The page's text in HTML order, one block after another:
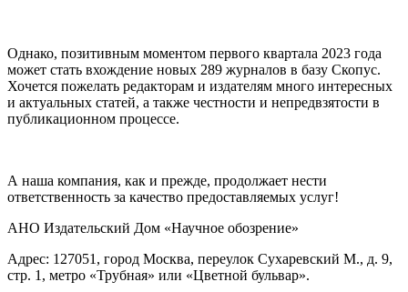
Однако, позитивным моментом первого квартала 2023 года
может стать вхождение новых 289 журналов в базу Скопус.
Хочется пожелать редакторам и издателям много интересных
и актуальных статей, а также честности и непредвзятости в
публикационном процессе.
А наша компания, как и прежде, продолжает нести
ответственность за качество предоставляемых услуг!
АНО Издательский Дом «Научное обозрение»
Адрес: 127051, город Москва, переулок Сухаревский М., д. 9,
стр. 1, метро «Трубная» или «Цветной бульвар».